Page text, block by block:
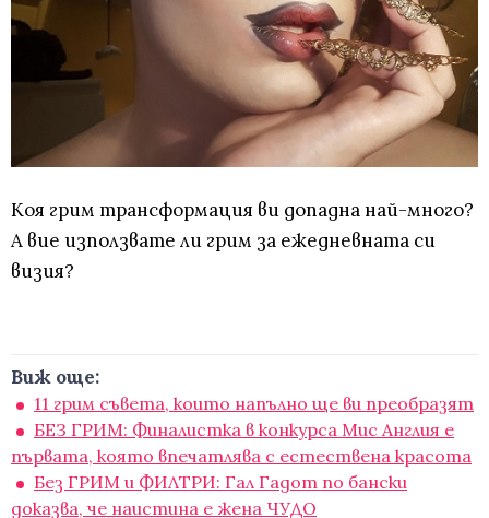
Коя грим трансформация ви допадна най-много?
А вие използвате ли грим за ежедневната си
визия?
Виж още:
11 грим съвета, които напълно ще ви преобразят
БЕЗ ГРИМ: Финалистка в конкурса Мис Англия е
първата, която впечатлява с естествена красота
Без ГРИМ и ФИЛТРИ: Гал Гадот по бански
доказва, че наистина е жена ЧУДО